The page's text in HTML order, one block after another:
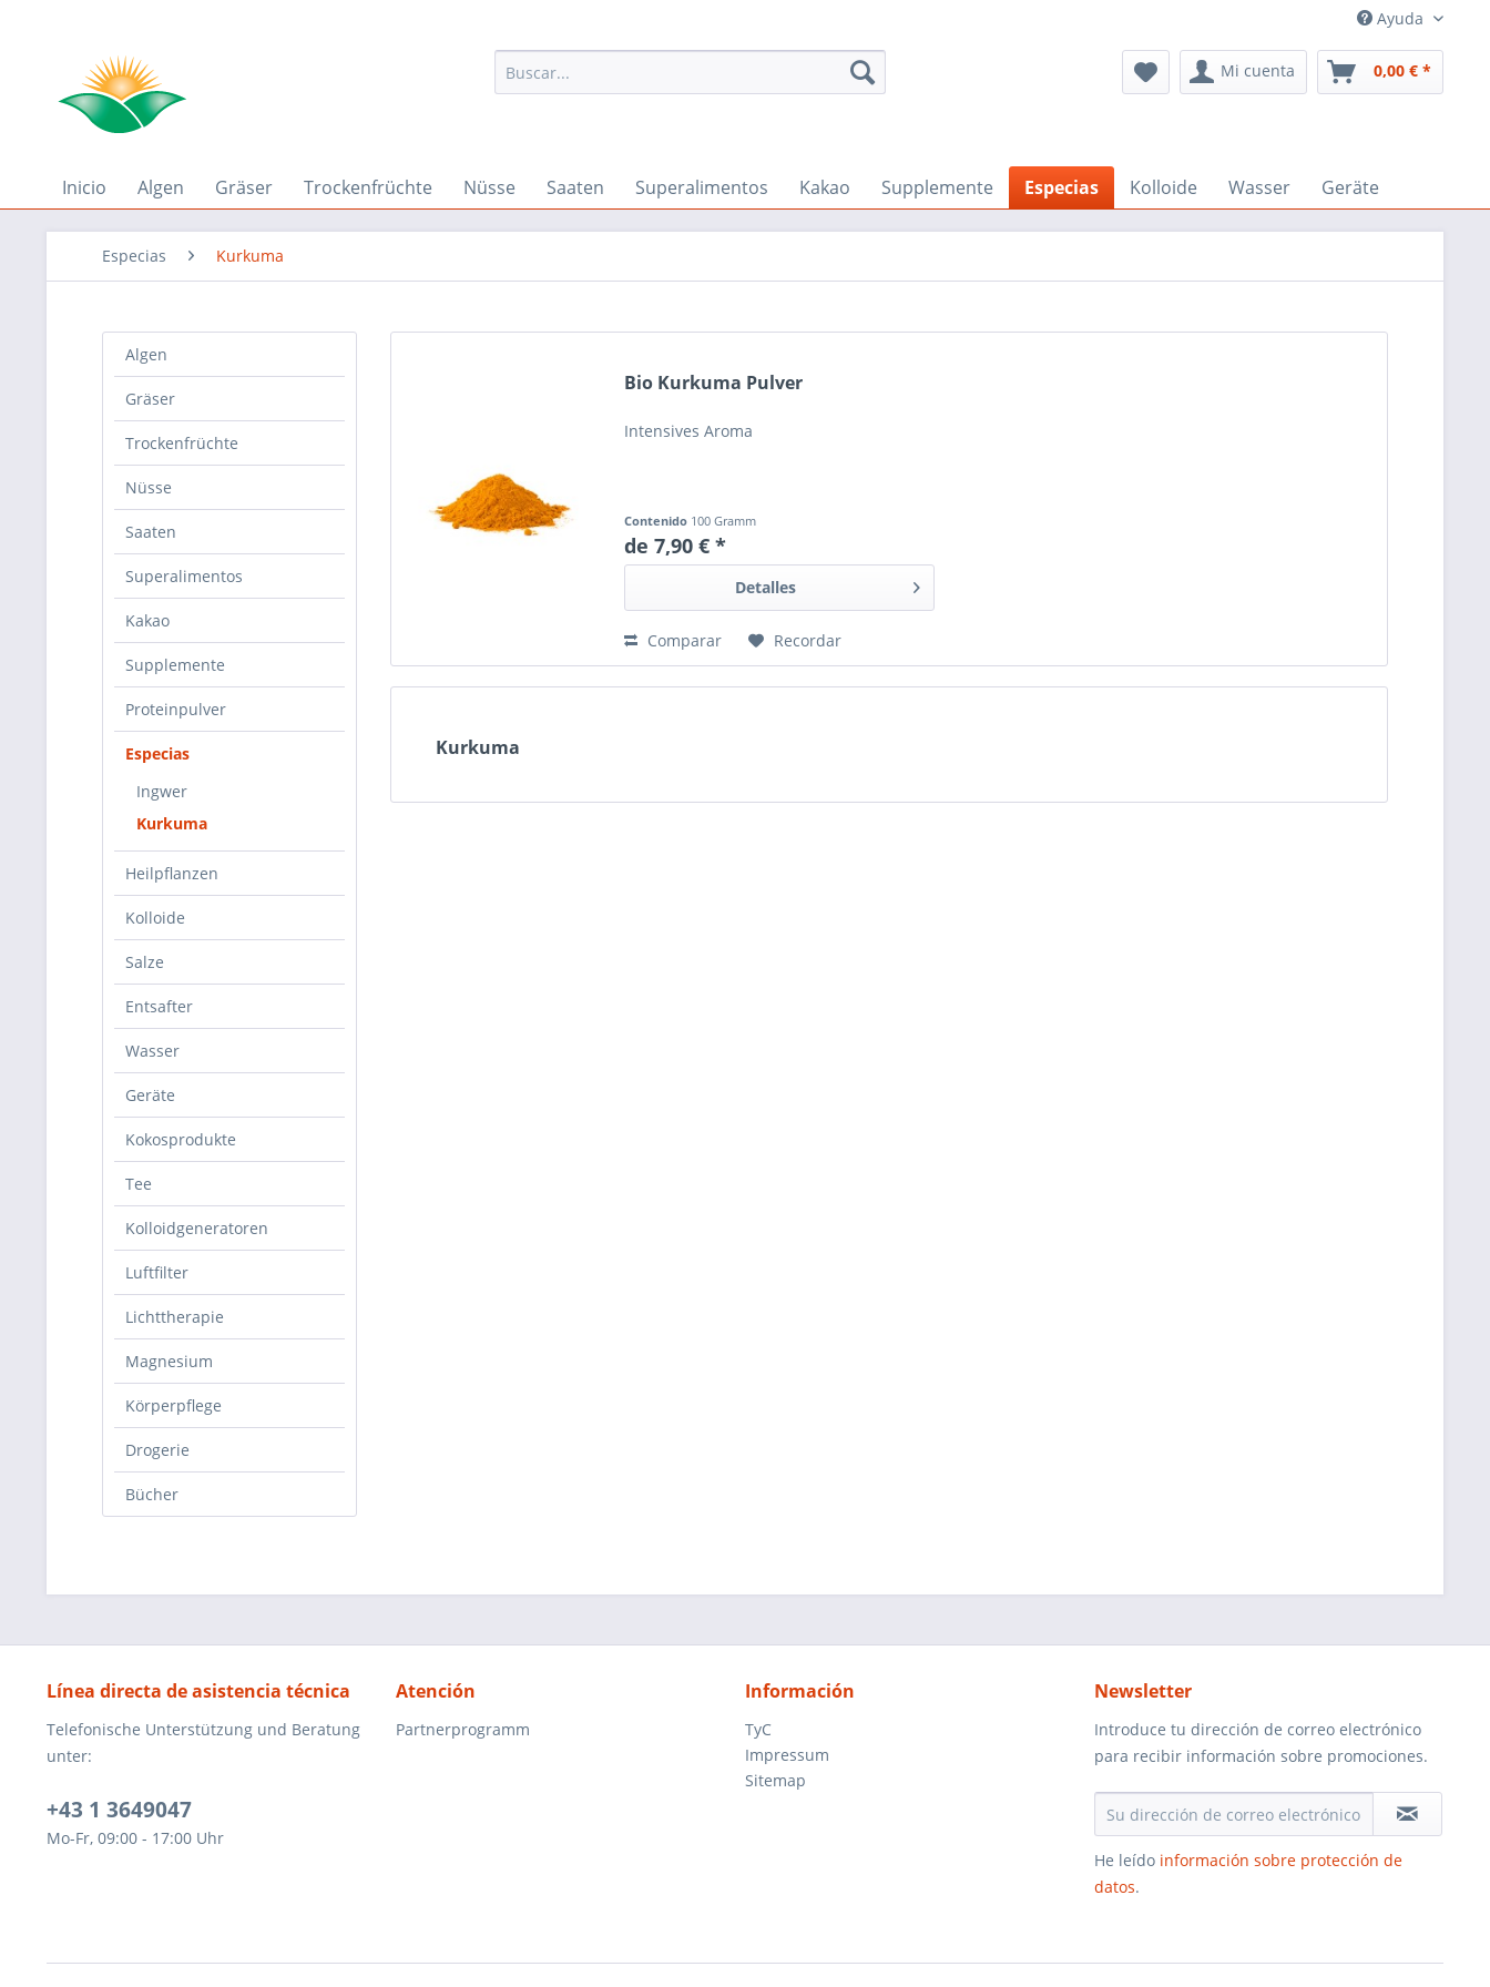
Ayuda
Mi cuenta 0,00 € *
Inicio Algen Gräser Trockenfrüchte Nüsse Saaten Superalimentos Kakao Supplemente Especias Kolloide Wasser Geräte
Especias Kurkuma
Algen
Gräser
Trockenfrüchte
Nüsse
Saaten
Superalimentos
Kakao
Supplemente
Proteinpulver
Especias
Ingwer
Kurkuma
Heilpflanzen
Kolloide
Salze
Entsafter
Wasser
Geräte
Kokosprodukte
Tee
Kolloidgeneratoren
Luftfilter
Lichttherapie
Magnesium
Körperpflege
Drogerie
Bücher
Bio Kurkuma Pulver
Intensives Aroma
Contenido 100 Gramm
de 7,90 € *
Detalles
Comparar Recordar
Kurkuma
Línea directa de asistencia técnica
Telefonische Unterstützung und Beratung
unter:
+43 1 3649047
Mo-Fr, 09:00 - 17:00 Uhr
Atención
Partnerprogramm
Información
TyC
Impressum
Sitemap
Newsletter
Introduce tu dirección de correo electrónico
para recibir información sobre promociones.
He leído información sobre protección de
datos.